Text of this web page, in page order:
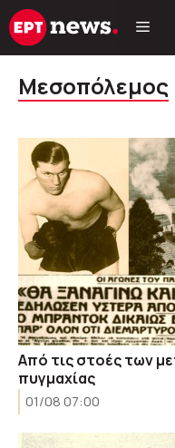
Μετάβαση
σε
Μεσοπόλεμος
Aπό τις στοές των
πυγμαχίας
01/08 07:00